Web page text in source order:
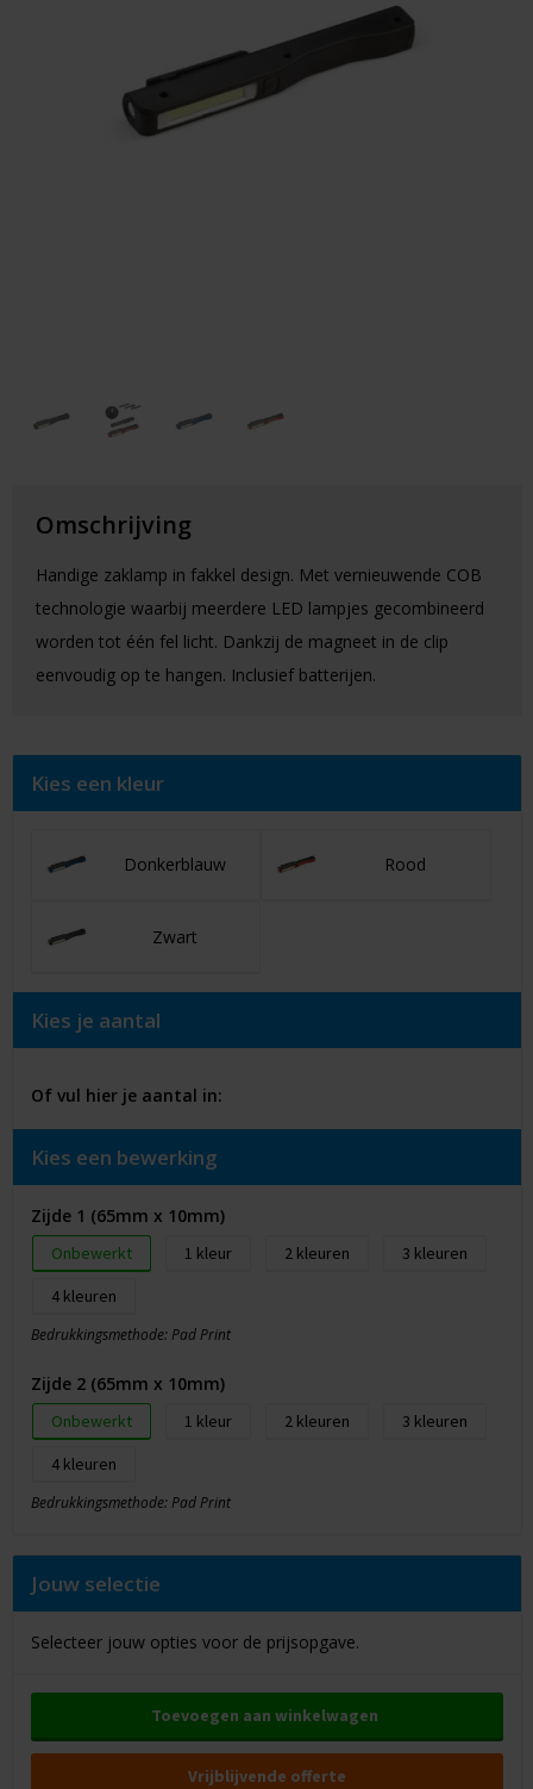
Outdoor & Vrije Tijd
Omschrijving
Handige zaklamp in fakkel design. Met vernieuwende COB
technologie waarbij meerdere LED lampjes gecombineerd
worden tot één fel licht. Dankzij de magneet in de clip
eenvoudig op te hangen. Inclusief batterijen.
Kies een kleur
Donkerblauw Rood
Zwart
Kies je aantal
Of vul hier je aantal in:
Kies een bewerking
Zijde 1 (65mm x 10mm)
Onbewerkt 1 2
3
4
Bedrukkingsmethode: Pad Print
Zijde 2 (65mm x 10mm)
Onbewerkt 1 2
3
4
Bedrukkingsmethode: Pad Print
Jouw selectie
Selecteer jouw opties voor de prijsopgave.
Toevoegen aan winkelwagen
Vrijblijvende offerte